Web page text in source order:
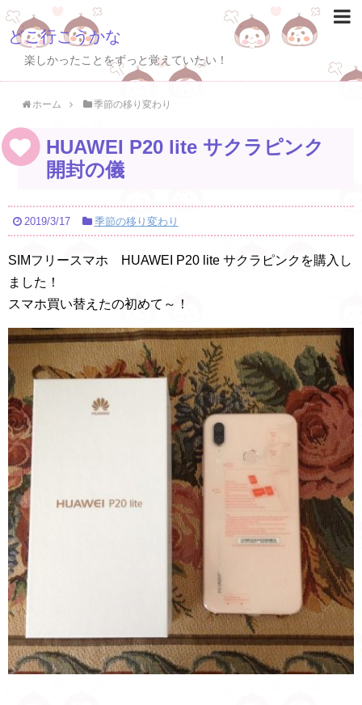
どこ行こうかな
楽しかったことをずっと覚えていたい！
ホーム 季節の移り変わり
HUAWEI P20 lite サクラピンク
開封の儀
2019/3/17 季節の移り変わり
SIMフリースマホ HUAWEI P20 lite サクラピンクを購入し
ました！
スマホ買い替えたの初めて～！